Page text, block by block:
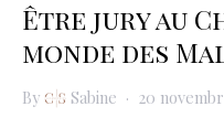
Être jury au
monde des
By Sabine 20